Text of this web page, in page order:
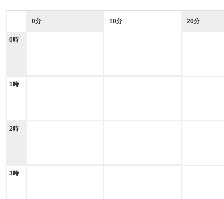
0分 10分 20分
0時
1時
2時
3時